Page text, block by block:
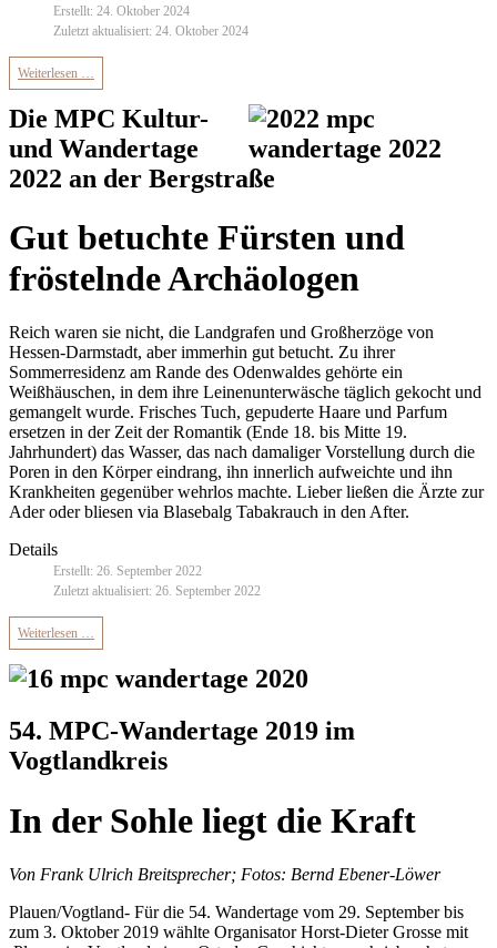
Erstellt: 24. Oktober 2024
Zuletzt aktualisiert: 24. Oktober 2024
Weiterlesen …
Die MPC Kultur-
und Wandertage
2022 an der Bergstraße
Gut betuchte Fürsten und
fröstelnde Archäologen
Reich waren sie nicht, die Landgrafen und Großherzöge von
Hessen-Darmstadt, aber immerhin gut betucht. Zu ihrer
Sommerresidenz am Rande des Odenwaldes gehörte ein
Weißhäuschen, in dem ihre Leinenunterwäsche täglich gekocht und
gemangelt wurde. Frisches Tuch, gepuderte Haare und Parfum
ersetzen in der Zeit der Romantik (Ende 18. bis Mitte 19.
Jahrhundert) das Wasser, das nach damaliger Vorstellung durch die
Poren in den Körper eindrang, ihn innerlich aufweichte und ihn
Krankheiten gegenüber wehrlos machte. Lieber ließen die Ärzte zur
Ader oder bliesen via Blasebalg Tabakrauch in den After.
Details
Erstellt: 26. September 2022
Zuletzt aktualisiert: 26. September 2022
Weiterlesen …
54. MPC-Wandertage 2019 im
Vogtlandkreis
In der Sohle liegt die Kraft
Von Frank Ulrich Breitsprecher; Fotos: Bernd Ebener-Löwer
Plauen/Vogtland- Für die 54. Wandertage vom 29. September bis
zum 3. Oktober 2019 wählte Organisator Horst-Dieter Grosse mit